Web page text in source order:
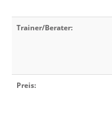
Trainer/Berater:
Preis: